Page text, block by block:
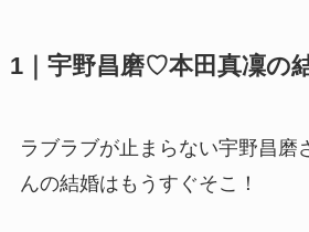
1｜宇野昌磨♡本田真凜の
ラブラブが止まらない宇野昌磨
んの結婚はもうすぐそこ！